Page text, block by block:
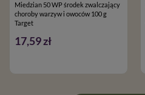
Miedzian 50 WP środek zwalczający
choroby warzyw i owoców 100 g
Target
17,59 zł